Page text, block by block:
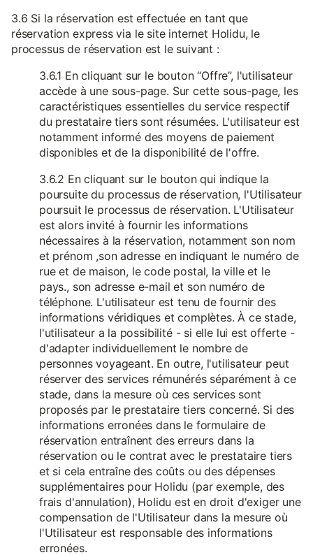
3.6 Si la réservation est effectuée en tant que
réservation express via le site internet Holidu, le
processus de réservation est le suivant :
3.6.1 En cliquant sur le bouton “Offre”, l'utilisateur
accède à une sous-page. Sur cette sous-page, les
caractéristiques essentielles du service respectif
du prestataire tiers sont résumées. L'utilisateur est
notamment informé des moyens de paiement
disponibles et de la disponibilité de l'offre.
3.6.2 En cliquant sur le bouton qui indique la
poursuite du processus de réservation, l'Utilisateur
poursuit le processus de réservation. L'Utilisateur
est alors invité à fournir les informations
nécessaires à la réservation, notamment son nom
et prénom ,son adresse en indiquant le numéro de
rue et de maison, le code postal, la ville et le
pays., son adresse e-mail et son numéro de
téléphone. L'utilisateur est tenu de fournir des
informations véridiques et complètes. À ce stade,
l'utilisateur a la possibilité - si elle lui est offerte -
d'adapter individuellement le nombre de
personnes voyageant. En outre, l'utilisateur peut
réserver des services rémunérés séparément à ce
stade, dans la mesure où ces services sont
proposés par le prestataire tiers concerné. Si des
informations erronées dans le formulaire de
réservation entraînent des erreurs dans la
réservation ou le contrat avec le prestataire tiers
et si cela entraîne des coûts ou des dépenses
supplémentaires pour Holidu (par exemple, des
frais d'annulation), Holidu est en droit d'exiger une
compensation de l'Utilisateur dans la mesure où
l'Utilisateur est responsable des informations
erronées.